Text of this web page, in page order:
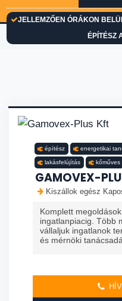
JELLEMZŐEN ÓRÁKON
ÉPÍTÉSZ
építész energetikai
lakásfelújítás kőműves
GAMOVEX-
Kiszállok egész
Komplett
ingatlanpiacig. Több
vállaljuk ingatlanok
és mérnöki